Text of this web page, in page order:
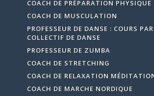
COACH DE PRÉPARATION PHYSIQUE
COACH DE MUSCULATION
PROFESSEUR DE DANSE : COURS
COLLECTIF DE DANSE
PROFESSEUR DE ZUMBA
COACH DE STRETCHING
COACH DE RELAXATION
COACH DE MARCHE NORDIQUE